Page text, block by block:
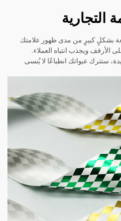
التجارية
بشكلٍ كبيرٍ من مدى ظهور علامتك
الأرفف ويجذب انتباه العملاء.
ستترك عبواتك انطباعًا لا يُنسى